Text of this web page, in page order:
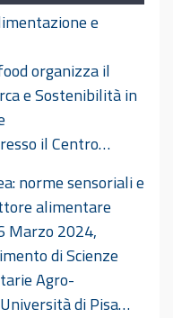
e
organizza il
e Sostenibilità in
il Centro
In Alimentazione E
e
alimentare
Marzo 2024,
di Scienze
Agro-
di Pisa